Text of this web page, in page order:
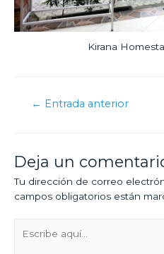
Kirana
← Entrada anterior
Deja un
Tu dirección de correo
campos obligatorios están